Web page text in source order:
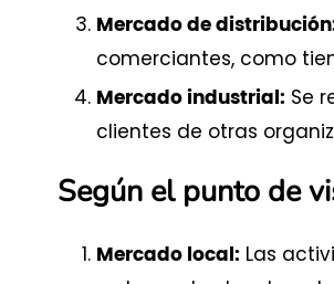
Mercado de
comerciantes, como
Mercado industrial: Se
clientes de otras
Según el punto de
Mercado local: Las